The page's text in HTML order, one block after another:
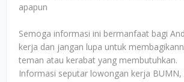
apapun
Semoga informasi ini bermanfaat bagi
kerja dan jangan lupa untuk
teman atau kerabat yang membutuhkan.
Informasi seputar lowongan kerja BUMN,